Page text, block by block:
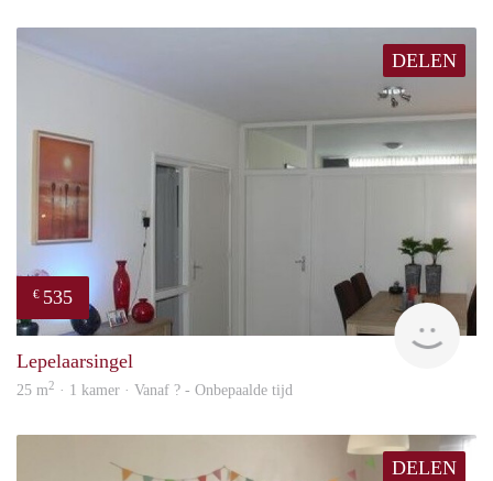
DELEN
€ 535
Lepelaarsingel
25 m2 · 1 kamer · Vanaf ? - Onbepaalde tijd
DELEN